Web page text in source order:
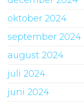
oktober 2024
september 2024
august 2024
juli 2024
juni 2024